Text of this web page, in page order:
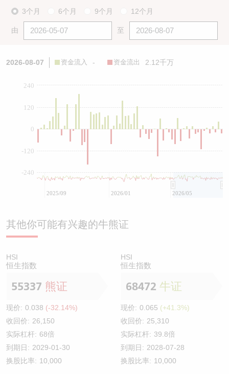
3个月 6个月 9个月 12个月
由 至
2026-08-07 资金流入 - 资金流出 2.12千万
0
-240
-120
120
240
2025/09 2026/01 2026/05
其他你可能有兴趣的牛熊证
HSI
恒生指数
55337 熊证
现价: 0.038 (-32.14%)
收回价: 26,150
实际杠杆: 68倍
到期日: 2029-01-30
换股比率: 10,000
HSI
恒生指数
68472 牛证
现价: 0.065 (+41.3%)
收回价: 25,310
实际杠杆: 39.8倍
到期日: 2028-07-28
换股比率: 10,000